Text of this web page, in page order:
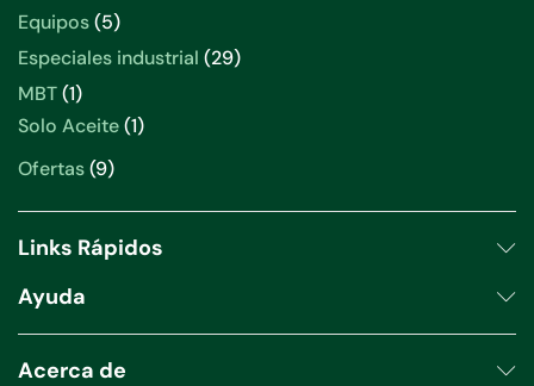
Equipos 55
productos
Especiales industrial 2929
MBT 11
producto
Solo Aceite 11
Ofertas 99
Links Rápidos
Ayuda
Acerca de